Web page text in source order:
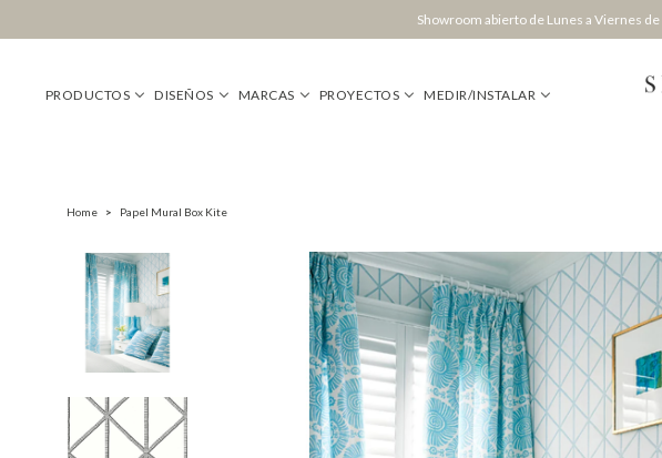
Showroom abierto de Lunes a Viernes de
PRODUCTOS DISEÑOS MARCAS PROYECTOS MEDIR/INSTALAR
Home > Papel Mural Box Kite